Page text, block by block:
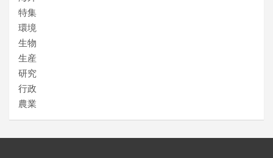
特集
環境
生物
生産
研究
行政
農業